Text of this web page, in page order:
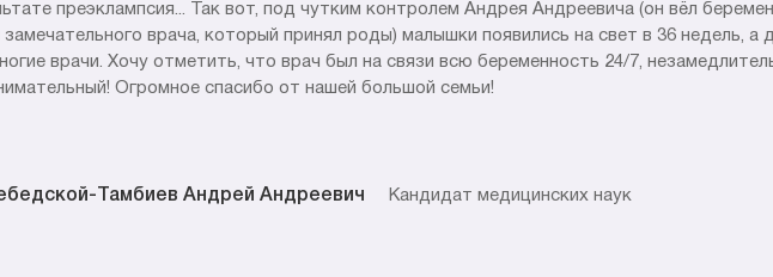
преэклампсия... Так вот, под чутким контролем Андрея Андреевича (он вёл
замечательного врача, который принял роды) малышки появились на свет в 36 недель, а
врачи. Хочу отметить, что врач был на связи всю беременность 24/7,
Огромное спасибо от нашей большой семьи!
Тамбиев Андрей Андреевич Кандидат медицинских наук